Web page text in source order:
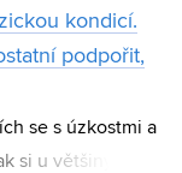
kondicí.
podpořit,
se s úzkostmi a
si u většiny lidí